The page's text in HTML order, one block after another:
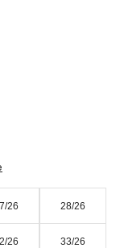
26 28/26
26 33/26